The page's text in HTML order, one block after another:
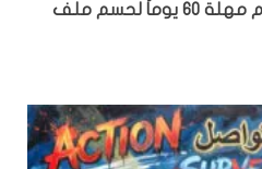
سباق مع الزمن.. العراق أمام مهلة 60 يوماً لحسم ملف